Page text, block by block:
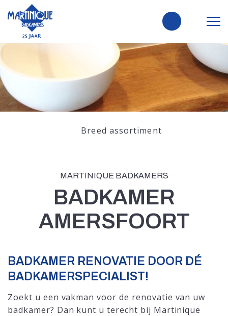
Breed assortiment
MARTINIQUE BADKAMERS
BADKAMER
AMERSFOORT
BADKAMER RENOVATIE DOOR DÉ
BADKAMERSPECIALIST!
Zoekt u een vakman voor de renovatie van uw
badkamer? Dan kunt u terecht bij Martinique